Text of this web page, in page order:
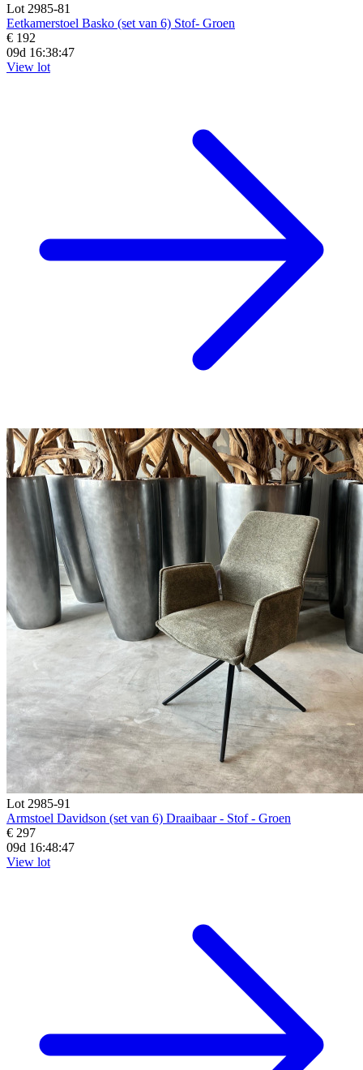
Lot 2985-81
Eetkamerstoel Basko (set van 6) Stof- Groen
€ 192
09d 16:38:45
View lot
Lot 2985-91
Armstoel Davidson (set van 6) Draaibaar - Stof - Groen
€ 297
09d 16:48:45
View lot